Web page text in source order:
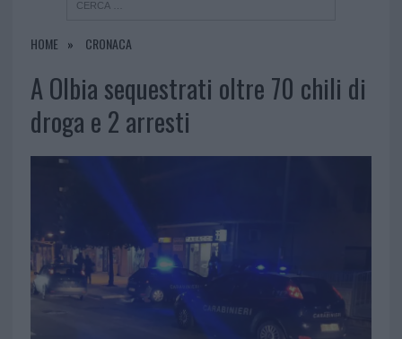
HOME CRONACA
A Olbia sequestrati oltre 70 chili di
droga e 2 arresti